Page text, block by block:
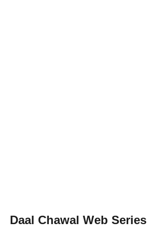
Daal Chawal Web Series